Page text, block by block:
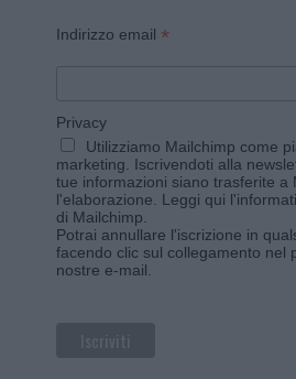
Indirizzo email *
Privacy
Utilizziamo Mailchimp come
marketing. Iscrivendoti alla
tue informazioni siano trasferite a
l'elaborazione. Leggi qui
di Mailchimp
Potrai annullare l'iscrizione in
facendo clic sul collegamento nel
nostre e-mail.